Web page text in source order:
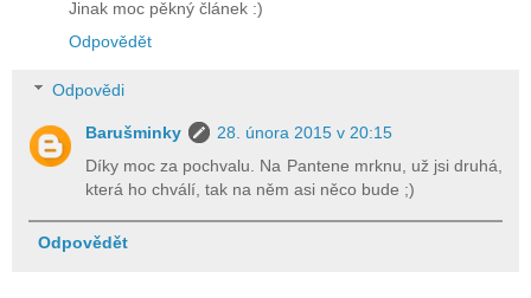
Jinak moc pěkný článek :)
Odpovědět
Odpovědi
Barušminky
28. února 2015 v 20:15
Díky moc za pochvalu. Na Pantene mrknu, už jsi druhá,
která ho chválí, tak na něm asi něco bude ;)
Odpovědět